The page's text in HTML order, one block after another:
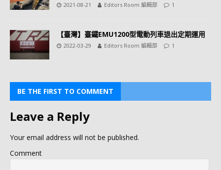
2021-08-21 Editors Room 編輯部 1
【臺灣】臺鐵EMU1200型電動列車退出定期運用
2022-03-29 Editors Room 編輯部 1
BE THE FIRST TO COMMENT
Leave a Reply
Your email address will not be published.
Comment